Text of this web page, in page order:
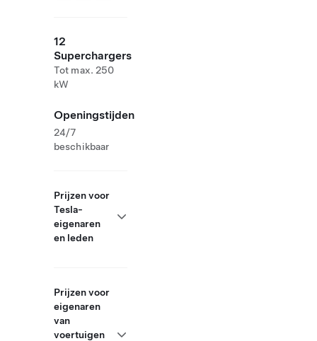
12
Superchargers
Tot max. 250
kW
Openingstijden
24/7
beschikbaar
Prijzen voor
Tesla-
eigenaren
en leden
Prijzen voor
eigenaren
van
voertuigen